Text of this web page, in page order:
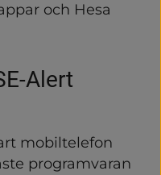
och Hesa
Alert
mobiltelefon
programvaran